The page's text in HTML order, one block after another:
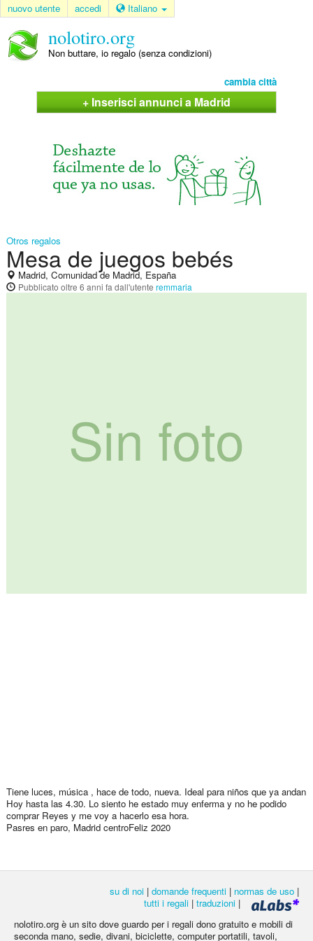
nuovo utente accedi Italiano
nolotiro.org
Non buttare, io regalo (senza condizioni)
cambia città
+ Inserisci annunci a Madrid
Otros regalos
Mesa de juegos bebés
Madrid, Comunidad de Madrid, España
Pubblicato oltre 6 anni fa dall'utente remmaria
Tiene luces, música , hace de todo, nueva. Ideal para niños que ya andan
Hoy hasta las 4.30. Lo siento he estado muy enferma y no he podido
comprar Reyes y me voy a hacerlo esa hora.
Pasres en paro, Madrid centroFeliz 2020
su di noi | domande frequenti | normas de uso |
tutti i regali | traduzioni |
nolotiro.org è un sito dove guardo per i regali dono gratuito e mobili di
seconda mano, sedie, divani, biciclette, computer portatili, tavoli,